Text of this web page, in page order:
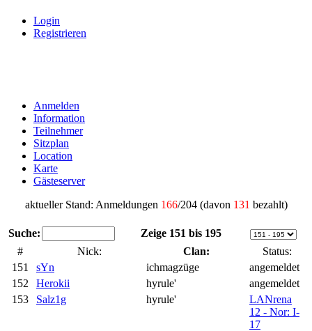
Login
Registrieren
Anmelden
Information
Teilnehmer
Sitzplan
Location
Karte
Gästeserver
aktueller Stand: Anmeldungen 166/204 (davon 131 bezahlt)
Suche:
Zeige 151 bis 195
#
Nick: Clan:
Status:
151
sYn ichmagzüge
angemeldet
152
Herokii hyrule'
angemeldet
153
Salz1g hyrule'
LANrena
12 - Nor: I-
17